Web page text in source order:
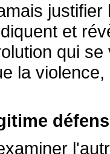
et
qui
la